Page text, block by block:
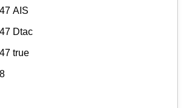
AIS
Dtac
true